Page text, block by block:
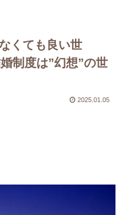
くても良い世
制度は”幻想”の世
2025.01.05